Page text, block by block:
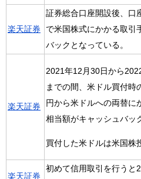
楽天証券
証券総合口座開設後、口
で米国株式にかかる取引
バックとなっている。
楽天証券
2021年12月30日から
までの間、米ドル買付時
円から米ドルへの両替に
相当額がキャッシュバッ
買付した米ドルは米国株
楽天証券
初めて信用取引を行うと